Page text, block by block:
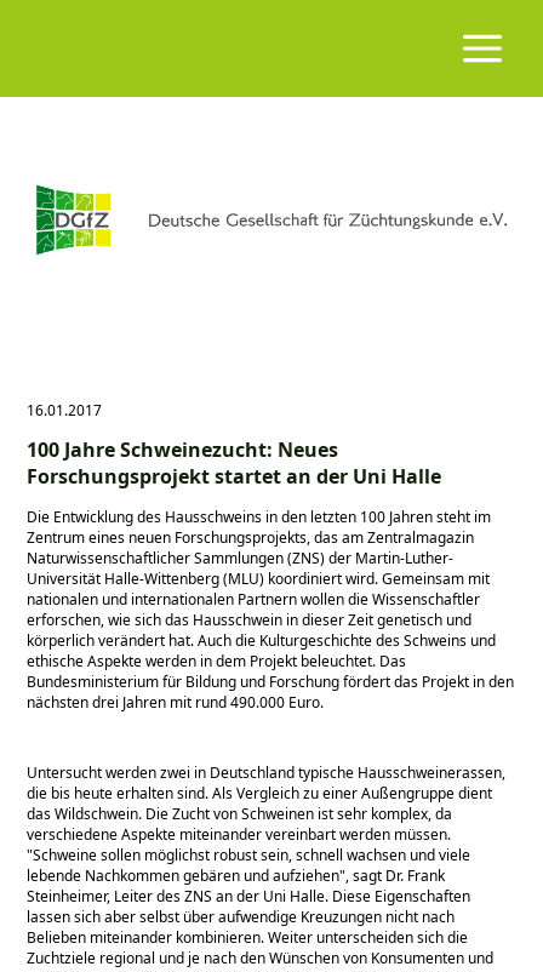
16.01.2017
100 Jahre Schweinezucht: Neues
Forschungsprojekt startet an der Uni Halle
Die Entwicklung des Hausschweins in den letzten 100 Jahren steht im
Zentrum eines neuen Forschungsprojekts, das am Zentralmagazin
Naturwissenschaftlicher Sammlungen (ZNS) der Martin-Luther-
Universität Halle-Wittenberg (MLU) koordiniert wird. Gemeinsam mit
nationalen und internationalen Partnern wollen die Wissenschaftler
erforschen, wie sich das Hausschwein in dieser Zeit genetisch und
körperlich verändert hat. Auch die Kulturgeschichte des Schweins und
ethische Aspekte werden in dem Projekt beleuchtet. Das
Bundesministerium für Bildung und Forschung fördert das Projekt in den
nächsten drei Jahren mit rund 490.000 Euro.
Untersucht werden zwei in Deutschland typische Hausschweinerassen,
die bis heute erhalten sind. Als Vergleich zu einer Außengruppe dient
das Wildschwein. Die Zucht von Schweinen ist sehr komplex, da
verschiedene Aspekte miteinander vereinbart werden müssen.
Schweine sollen möglichst robust sein, schnell wachsen und viele
lebende Nachkommen gebären und aufziehen , sagt Dr. Frank
Steinheimer, Leiter des ZNS an der Uni Halle. Diese Eigenschaften
lassen sich aber selbst über aufwendige Kreuzungen nicht nach
Belieben miteinander kombinieren. Weiter unterscheiden sich die
Zuchtziele regional und je nach den Wünschen von Konsumenten und